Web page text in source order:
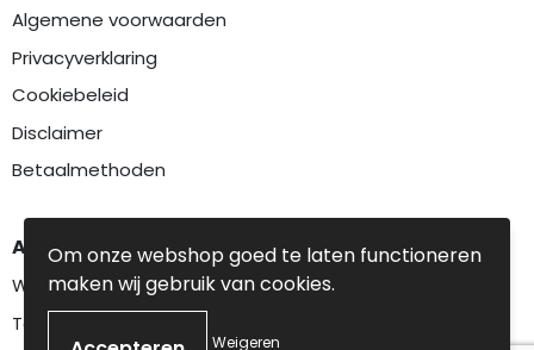
Algemene voorwaarden
Privacyverklaring
Cookiebeleid
Disclaimer
Betaalmethoden
AANBEVOLEN CATEGORIEËN
Werkkleding
Textiel
Om onze webshop goed te laten functioneren
maken wij gebruik van cookies.
Weigeren